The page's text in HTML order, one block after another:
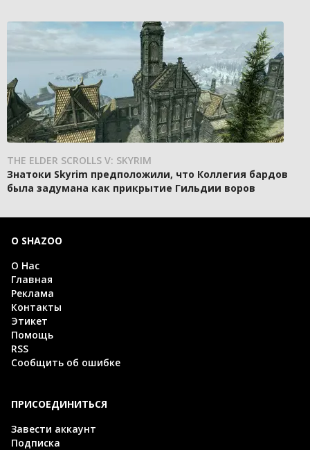
THE ELDER SCROLLS V: SKYRIM
Знатоки Skyrim предположили, что Коллегия бардов
была задумана как прикрытие Гильдии воров
О SHAZOO
О Нас
Главная
Реклама
Контакты
Этикет
Помощь
RSS
Сообщить об ошибке
ПРИСОЕДИНИТЬСЯ
Завести аккаунт
Подписка